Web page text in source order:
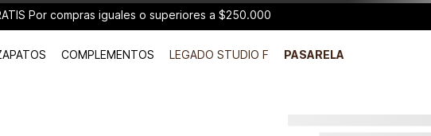
Por compras iguales o superiores a $250.000
COMPLEMENTOS LEGADO STUDIO F PASARELA